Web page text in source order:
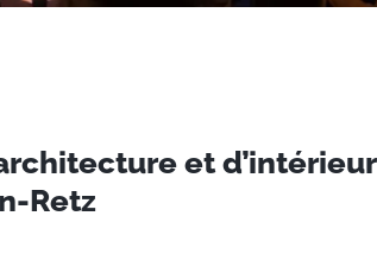
et d’intérieur
Retz